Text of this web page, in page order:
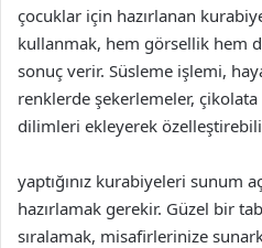
çocuklar için hazırlanan
kullanmak, hem görsellik hem
sonuç verir. Süsleme işlemi,
renklerde şekerlemeler,
dilimleri ekleyerek
yaptığınız kurabiyeleri sunum
hazırlamak gerekir. Güzel bir
sıralamak, misafirlerinize